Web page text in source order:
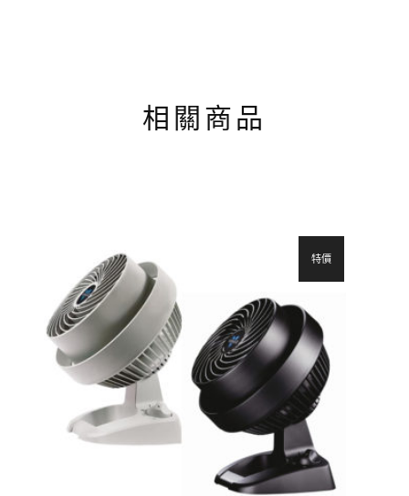
相關商品
特價